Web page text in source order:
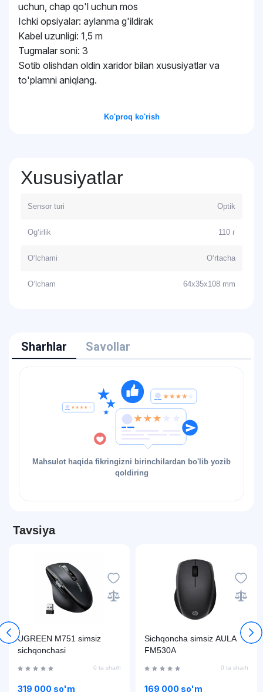
uchun, chap qo'l uchun mos
Ichki opsiyalar: aylanma g'ildirak
Kabel uzunligi: 1,5 m
Tugmalar soni: 3
Sotib olishdan oldin xaridor bilan xususiyatlar va
to'plamni aniqlang.
Ko'proq ko'rish
Xususiyatlar
Sensor turi Optik
Og‘irlik 110 г
O‘lchami O‘rtacha
O‘lcham 64x35x108 mm
Sharhlar Savollar
Mahsulot haqida fikringizni birinchilardan bo'lib yozib
qoldiring
Tavsiya
UGREEN M751 simsiz
sichqonchasi
0 ta sharh
319 000 so'm
Sichqoncha simsiz AULA
FM530A
0 ta sharh
169 000 so'm